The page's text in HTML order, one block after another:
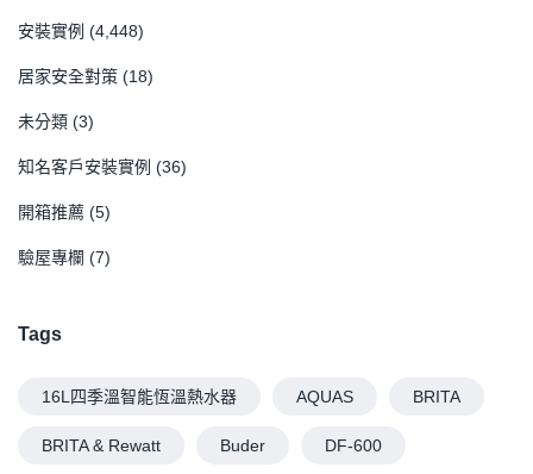
安裝實例 (4,448)
居家安全對策 (18)
未分類 (3)
知名客戶安裝實例 (36)
開箱推薦 (5)
驗屋專欄 (7)
Tags
16L四季溫智能恆溫熱水器 AQUAS BRITA
BRITA & Rewatt Buder DF-600